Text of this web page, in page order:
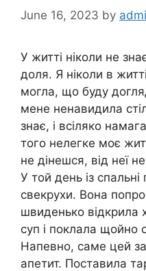
June 16, 2023 by
У житті ніколи не
доля. Я ніколи в
могла, що буду
мене ненавидила
знає, і всіляко
того нелегке моє
не дінешся, від неї
У той день із
свекрухи. Вона
швиденько відкрила
суп і поклала щойно
Напевно, саме цей
апетит. Поставила